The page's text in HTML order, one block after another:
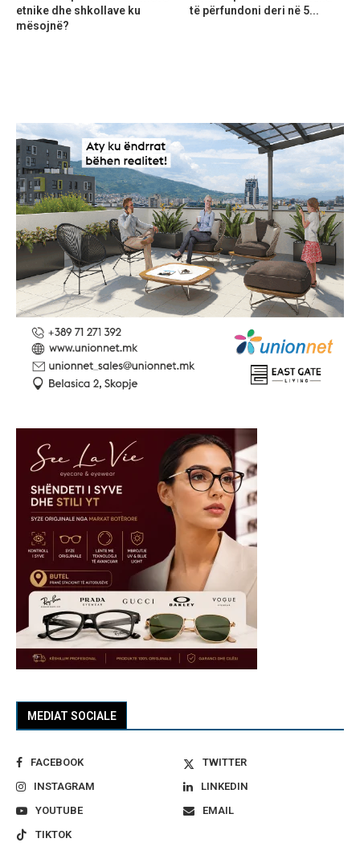
MEDIAT SOCIALE
FACEBOOK
TWITTER
INSTAGRAM
LINKEDIN
YOUTUBE
EMAIL
TIKTOK
etnike dhe shkollave ku
mësojnë?
të përfundoni deri në 5...